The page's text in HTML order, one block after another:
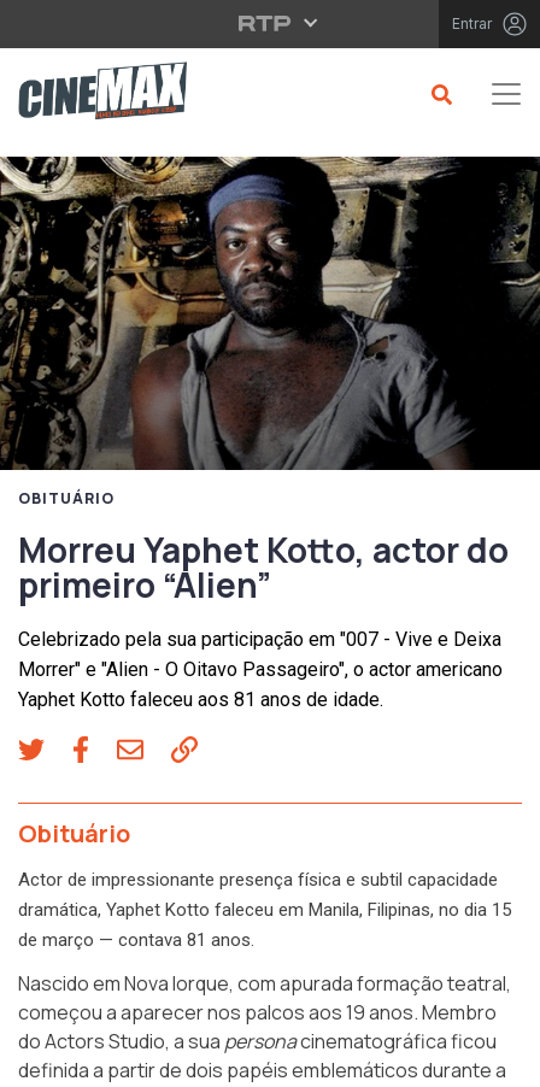
Saltar para o conteúdo principal Entrar
OBITUÁRIO
Morreu Yaphet Kotto, actor do
primeiro “Alien”
Celebrizado pela sua participação em "007 - Vive e Deixa
Morrer" e "Alien - O Oitavo Passageiro", o actor americano
Yaphet Kotto faleceu aos 81 anos de idade.
Obituário
Actor de impressionante presença física e subtil capacidade
dramática, Yaphet Kotto faleceu em Manila, Filipinas, no dia 15
de março — contava 81 anos.
Nascido em Nova Iorque, com apurada formação teatral,
começou a aparecer nos palcos aos 19 anos. Membro
do Actors Studio, a sua personacinematográfica ficou
definida a partir de dois papéis emblemáticos durante a